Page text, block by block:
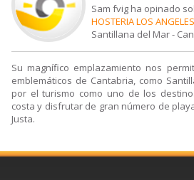
Sam fvig ha opinado
HOSTERIA LOS ANGELES
Santillana del Mar-
Su magnífico emplazamiento nos
emblemáticos de Cantabria, como
por el turismo como uno de los
costa y disfrutar de gran número de
Justa.